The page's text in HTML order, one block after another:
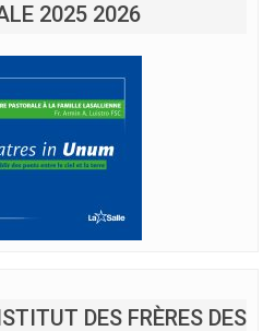
2025 2026
DES FRÈRES DES